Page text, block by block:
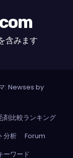
含みます
: Newses by
剤比較ランキング
分析
Forum
ワード